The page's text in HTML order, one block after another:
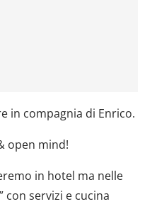
in compagnia di Enrico.
open mind!
in hotel ma nelle
con servizi e cucina